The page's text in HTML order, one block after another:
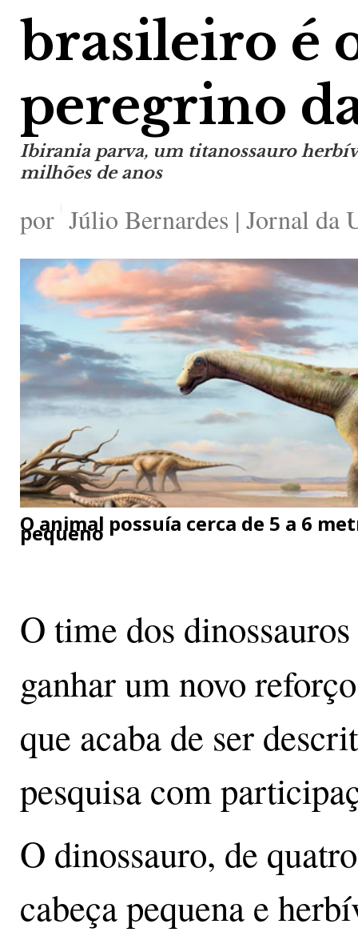
brasileiro é
peregrino
Ibirania parva, um titanossauro
milhões de anos
por Júlio Bernardes | Jornal da
O animal possuía cerca de 5 a 6
pequeno
O time dos
ganhar um novo
que acaba de ser
pesquisa com
O dinossauro, de
cabeça pequena e